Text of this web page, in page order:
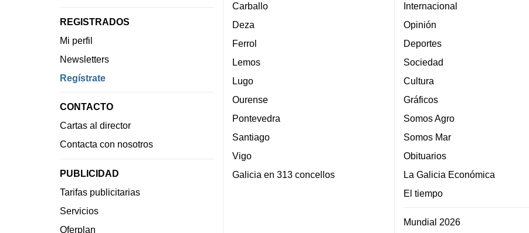
REGISTRADOS
Mi perfil
Newsletters
Regístrate
CONTACTO
Cartas al director
Contacta con nosotros
PUBLICIDAD
Tarifas publicitarias
Servicios
Oferplan
Carballo
Deza
Ferrol
Lemos
Lugo
Ourense
Pontevedra
Santiago
Vigo
Galicia en 313 concellos
Internacional
Opinión
Deportes
Sociedad
Cultura
Gráficos
Somos Agro
Somos Mar
Obituarios
La Galicia Económica
El tiempo
Mundial 2026